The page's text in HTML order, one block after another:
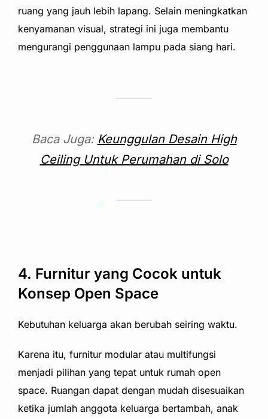
ruang yang jauh lebih lapang. Selain meningkatkan
kenyamanan visual, strategi ini juga membantu
mengurangi penggunaan lampu pada siang hari.
Baca Juga: Keunggulan Desain High
Ceiling Untuk Perumahan di Solo
4. Furnitur yang Cocok untuk
Konsep Open Space
Kebutuhan keluarga akan berubah seiring waktu.
Karena itu, furnitur modular atau multifungsi
menjadi pilihan yang tepat untuk rumah open
space. Ruangan dapat dengan mudah disesuaikan
ketika jumlah anggota keluarga bertambah, anak